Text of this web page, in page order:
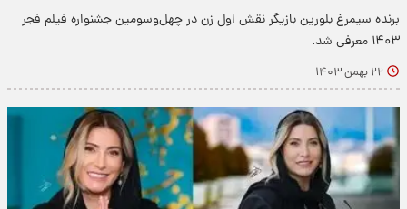
برنده سیمرغ بلورین بازیگر نقش اول زن در چهل‌وسومین جشنواره فیلم فجر
۱۴۰۳ معرفی شد.
۲۲ بهمن ۱۴۰۳